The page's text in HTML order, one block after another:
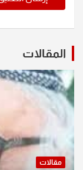
المقالات
مقالات